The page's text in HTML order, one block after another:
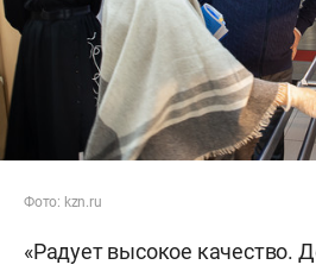
Фото: kzn.ru
«Радует высокое качество.